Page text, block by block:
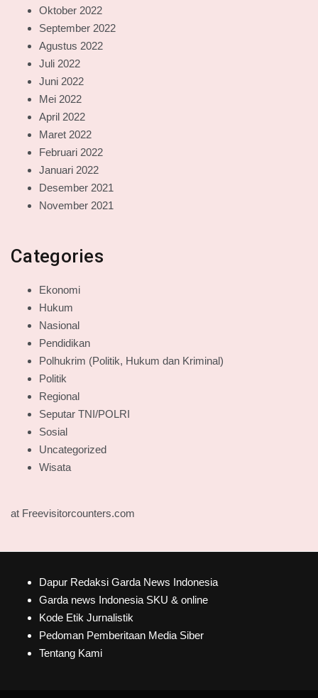
Oktober 2022
September 2022
Agustus 2022
Juli 2022
Juni 2022
Mei 2022
April 2022
Maret 2022
Februari 2022
Januari 2022
Desember 2021
November 2021
Categories
Ekonomi
Hukum
Nasional
Pendidikan
Polhukrim (Politik, Hukum dan Kriminal)
Politik
Regional
Seputar TNI/POLRI
Sosial
Uncategorized
Wisata
at Freevisitorcounters.com
Dapur Redaksi Garda News Indonesia
Garda news Indonesia SKU & online
Kode Etik Jurnalistik
Pedoman Pemberitaan Media Siber
Tentang Kami